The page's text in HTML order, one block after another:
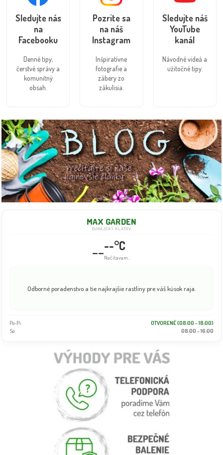
MAX GARDEN
DUNAJSKÝ KLÁTOV
----°C
Načítavam...
Odborné poradenstvo a tie najkrajšie rastliny pre váš kúsok raja.
Po-Pi:
OTVORENÉ (08:00 - 18:00)
So:
08:00 - 16:00
Sledujte nás
na
Facebooku
Denné tipy,
čerstvé správy a
komunitný
obsah.
Pozrite sa
na náš
Instagram
Inšpiratívne
fotografie a
zábery zo
zákulisia.
Sledujte náš
YouTube
kanál
Návodné videá a
užitočné tipy.